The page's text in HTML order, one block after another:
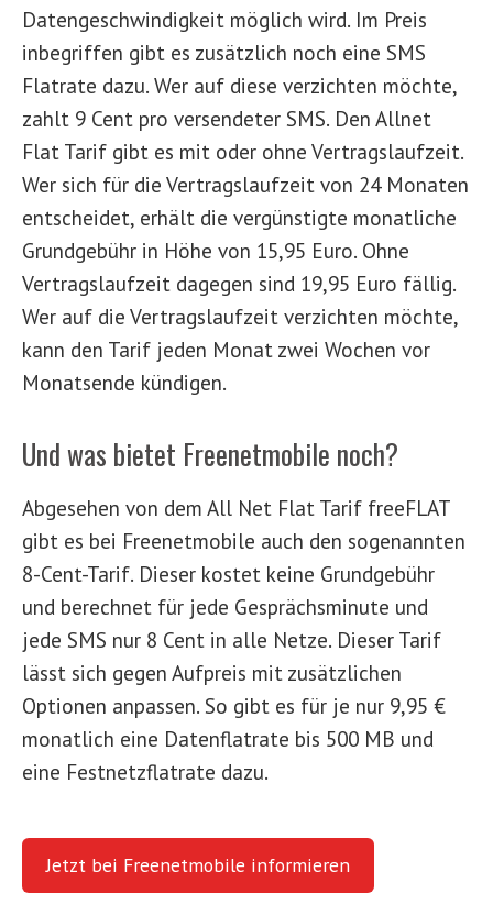
Datengeschwindigkeit möglich wird. Im Preis
inbegriffen gibt es zusätzlich noch eine SMS
Flatrate dazu. Wer auf diese verzichten möchte,
zahlt 9 Cent pro versendeter SMS. Den Allnet
Flat Tarif gibt es mit oder ohne Vertragslaufzeit.
Wer sich für die Vertragslaufzeit von 24 Monaten
entscheidet, erhält die vergünstigte monatliche
Grundgebühr in Höhe von 15,95 Euro. Ohne
Vertragslaufzeit dagegen sind 19,95 Euro fällig.
Wer auf die Vertragslaufzeit verzichten möchte,
kann den Tarif jeden Monat zwei Wochen vor
Monatsende kündigen.
Und was bietet Freenetmobile noch?
Abgesehen von dem All Net Flat Tarif freeFLAT
gibt es bei Freenetmobile auch den sogenannten
8-Cent-Tarif. Dieser kostet keine Grundgebühr
und berechnet für jede Gesprächsminute und
jede SMS nur 8 Cent in alle Netze. Dieser Tarif
lässt sich gegen Aufpreis mit zusätzlichen
Optionen anpassen. So gibt es für je nur 9,95 €
monatlich eine Datenflatrate bis 500 MB und
eine Festnetzflatrate dazu.
Jetzt bei Freenetmobile informieren